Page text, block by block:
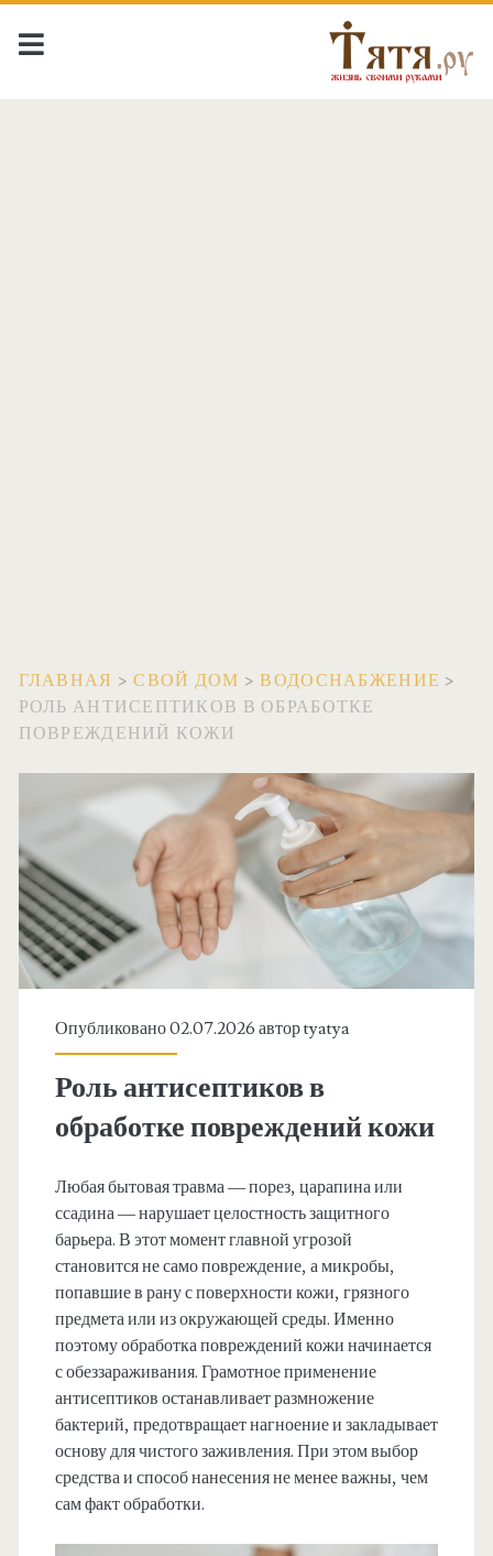
ГЛАВНАЯ >СВОЙ ДОМ >ВОДОСНАБЖЕНИЕ >
РОЛЬ АНТИСЕПТИКОВ В ОБРАБОТКЕ
ПОВРЕЖДЕНИЙ КОЖИ
Опубликовано 02.07.2026 авторtyatya
Роль антисептиков в
обработке повреждений кожи
Любая бытовая травма — порез, царапина или
ссадина — нарушает целостность защитного
барьера. В этот момент главной угрозой
становится не само повреждение, а микробы,
попавшие в рану с поверхности кожи, грязного
предмета или из окружающей среды. Именно
поэтому обработка повреждений кожи начинается
с обеззараживания. Грамотное применение
антисептиков останавливает размножение
бактерий, предотвращает нагноение и закладывает
основу для чистого заживления. При этом выбор
средства и способ нанесения не менее важны, чем
сам факт обработки.